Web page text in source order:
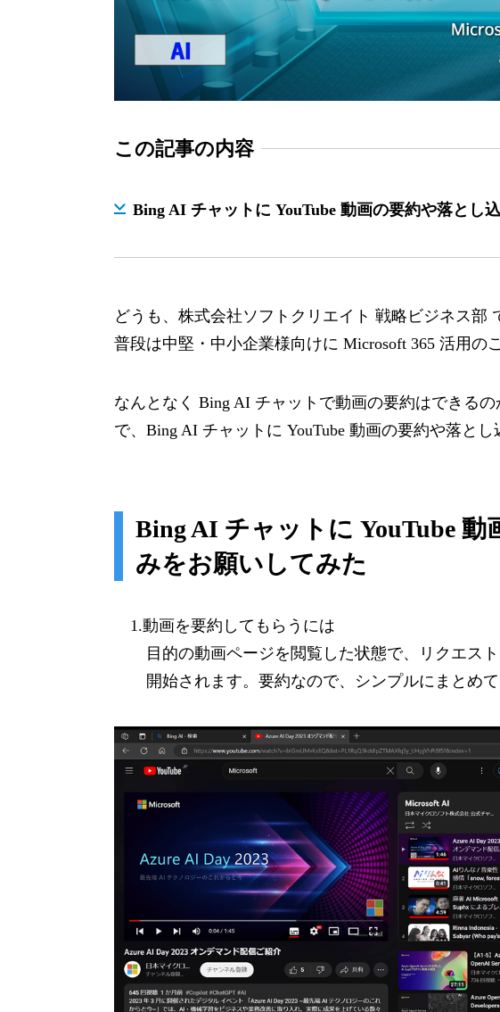
この記事の内容
Bing AI チャットに YouTube 動画の要約や落とし
どうも、株式会社ソフトクリエイト 戦略ビジネス部
普段は中堅・中小企業様向けに Microsoft 365 活用の
なんとなく Bing AI チャットで動画の要約はできる
で、Bing AI チャットに YouTube 動画の要約や落と
Bing AI チャットに YouTube 動
みをお願いしてみた
1.動画を要約してもらうには
目的の動画ページを閲覧した状態で、リクエス
開始されます。要約なので、シンプルにまとめて